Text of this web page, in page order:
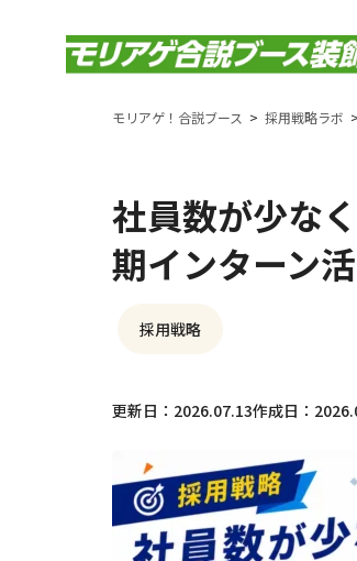
モリアゲ！合説ブース 採用戦略ラボ
社員数が少な
期インターン
採用戦略
更新日：2026.07.13作成日：